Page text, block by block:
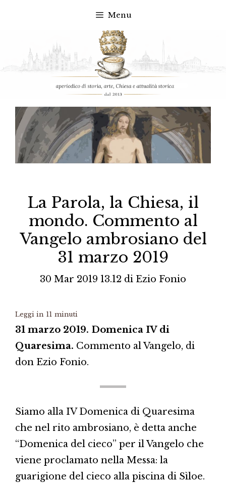
contenuto
Menu
La Parola, la Chiesa, il
mondo. Commento al
Vangelo ambrosiano del
31 marzo 2019
30 Mar 2019 13.12 di Ezio Fonio
Leggi in 11 minuti
31 marzo 2019. Domenica IV di
Quaresima. Commento al Vangelo, di
don Ezio Fonio.
Siamo alla IV Domenica di Quaresima
che nel rito ambrosiano, è detta anche
“Domenica del cieco” per il Vangelo che
viene proclamato nella Messa: la
guarigione del cieco alla piscina di Sìloe.